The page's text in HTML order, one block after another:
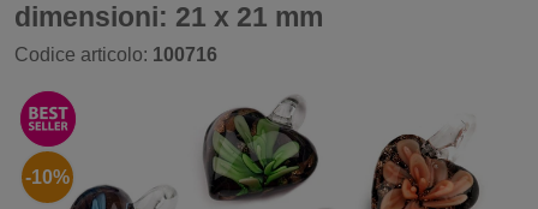
dimensioni: 21 x 21 mm
Codice articolo: 100716
-10%